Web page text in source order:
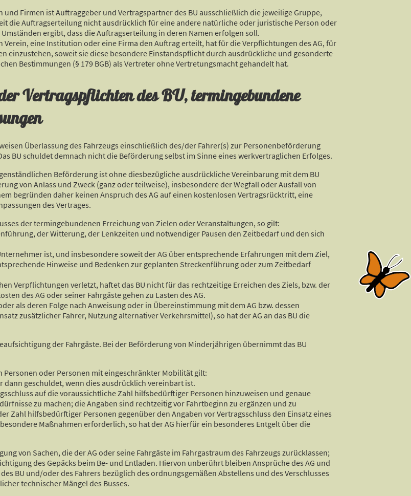
Firmen ist Auftraggeber und Vertragspartner des BU ausschließlich die jeweilige Gruppe,
die Auftragserteilung nicht ausdrücklich für eine andere natürliche oder juristische Person oder
ergibt, dass die Auftragserteilung in deren Namen erfolgen soll.
Verein, eine Institution oder eine Firma den Auftrag erteilt, hat für die Verpflichtungen des AG, für
einzustehen, soweit sie diese besondere Einstandspflicht durch ausdrückliche und gesonderte
Bestimmungen (§ 179 BGB) als Vertreter ohne Vertretungsmacht gehandelt hat.
Vertragspflichten des BU, termingebundene
Überlassung des Fahrzeugs einschließlich des/der Fahrer(s) zur Personenbeförderung
BU schuldet demnach nicht die Beförderung selbst im Sinne eines werkvertraglichen Erfolges.
Beförderung ist ohne diesbezügliche ausdrückliche Vereinbarung mit dem BU
von Anlass und Zweck (ganz oder teilweise), insbesondere der Wegfall oder Ausfall von
begründen daher keinen Anspruch des AG auf einen kostenlosen Vertragsrücktritt, eine
des Vertrages.
der termingebundenen Erreichung von Zielen oder Veranstaltungen, so gilt:
der Witterung, der Lenkzeiten und notwendiger Pausen den Zeitbedarf und den sich
ist, und insbesondere soweit der AG über entsprechende Erfahrungen mit dem Ziel,
Hinweise und Bedenken zur geplanten Streckenführung oder zum Zeitbedarf
Verpflichtungen verletzt, haftet das BU nicht für das rechtzeitige Erreichen des Ziels, bzw. der
des AG oder seiner Fahrgäste gehen zu Lasten des AG.
als deren Folge nach Anweisung oder in Übereinstimmung mit dem AG bzw. dessen
zusätzlicher Fahrer, Nutzung alternativer Verkehrsmittel), so hat der AG an das BU die
der Fahrgäste. Bei der Beförderung von Minderjährigen übernimmt das BU
oder Personen mit eingeschränkter Mobilität gilt:
dann geschuldet, wenn dies ausdrücklich vereinbart ist.
auf die voraussichtliche Zahl hilfsbedürftiger Personen hinzuweisen und genaue
zu machen; die Angaben sind rechtzeitig vor Fahrtbeginn zu ergänzen und zu
Zahl hilfsbedürftiger Personen gegenüber den Angaben vor Vertragsschluss den Einsatz eines
Maßnahmen erforderlich, so hat der AG hierfür ein besonderes Entgelt über die
von Sachen, die der AG oder seine Fahrgäste im Fahrgastraum des Fahrzeugs zurücklassen;
des Gepäcks beim Be- und Entladen. Hiervon unberührt bleiben Ansprüche des AG und
BU und/oder des Fahrers bezüglich des ordnungsgemäßen Abstellens und des Verschlusses
technischer Mängel des Busses.